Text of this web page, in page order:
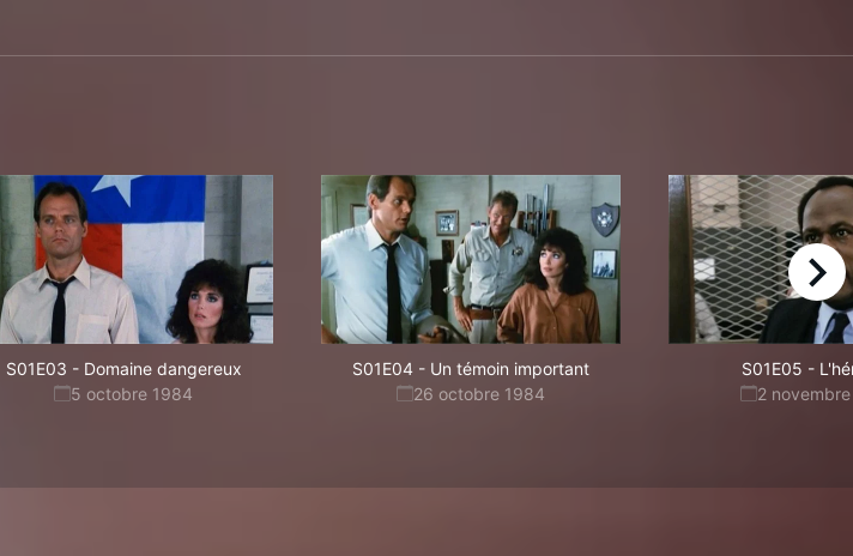
S01E03 - Domaine dangereux
5 octobre 1984
S01E04 - Un témoin important
26 octobre 1984
S01E05 -
2
right